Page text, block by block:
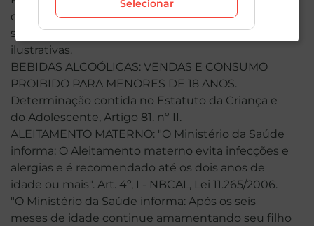
durante o dia de hoje, podendo sofrer alterações
sem prévia notificação. Imagens meramente
ilustrativas.
BEBIDAS ALCOÓLICAS: VENDAS E CONSUMO
PROIBIDO PARA MENORES DE 18 ANOS.
Determinação contida no Estatuto da Criança e
do Adolescente, Artigo 81. nº II.
ALEITAMENTO MATERNO: "O Ministério da Saúde
informa: O Aleitamento materno evita infecções e
alergias e é recomendado até os dois anos de
idade ou mais". Art. 4º, I - NBCAL, Lei 11.265/2006.
"O Ministério da Saúde informa: Após os seis
meses de idade continue amamentando seu filho
Selecionar